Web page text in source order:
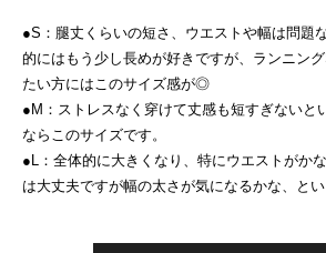
●S：腿丈くらいの短さ、ウエストや幅は問題
的にはもう少し長めが好きですが、ランニン
たい方にはこのサイズ感が◎
●M：ストレスなく穿けて丈感も短すぎないと
ならこのサイズです。
●L：全体的に大きくなり、特にウエストがか
は大丈夫ですが幅の太さが気になるかな、とい